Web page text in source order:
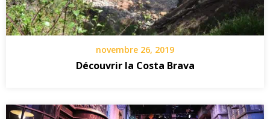
novembre 26, 2019
Découvrir la Costa Brava